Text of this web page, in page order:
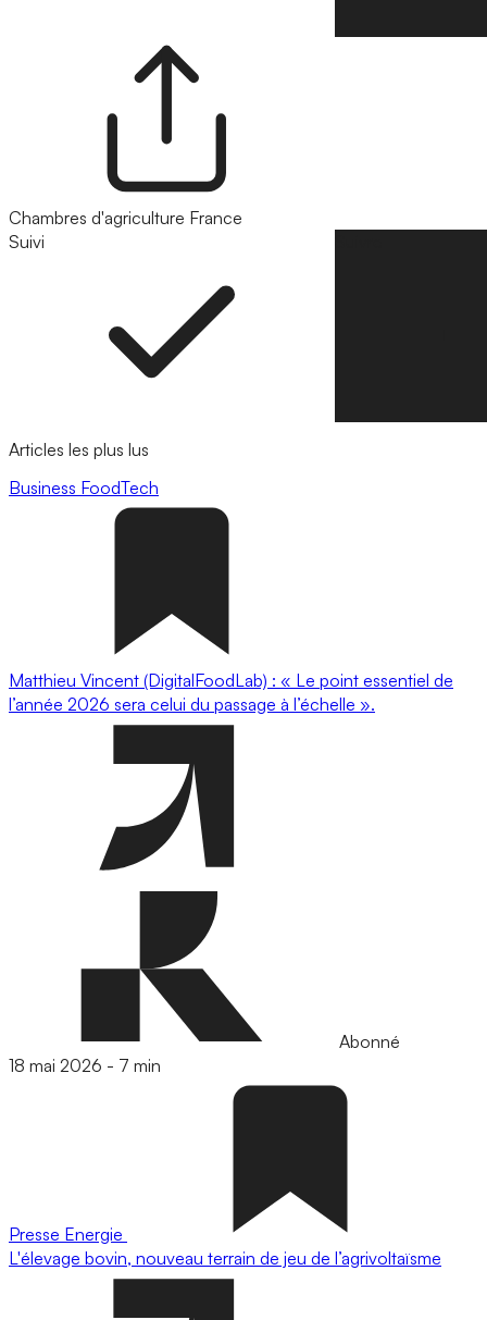
Chambres d'agriculture France
Suivi
Articles les plus lus
Business FoodTech
Matthieu Vincent (DigitalFoodLab) : « Le point essentiel de
l’année 2026 sera celui du passage à l’échelle ».
Abonné
18 mai 2026 - 7 min
Presse Energie
L'élevage bovin, nouveau terrain de jeu de l’agrivoltaïsme